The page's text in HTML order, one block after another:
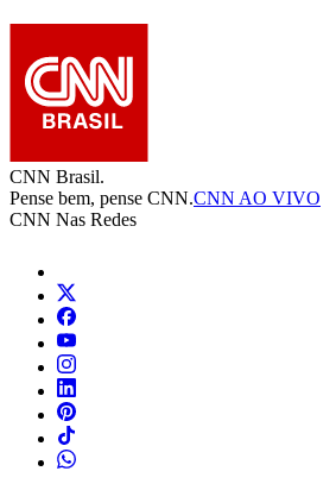
CNN Brasil.
Pense bem, pense CNN.CNN AO VIVO
CNN Nas Redes